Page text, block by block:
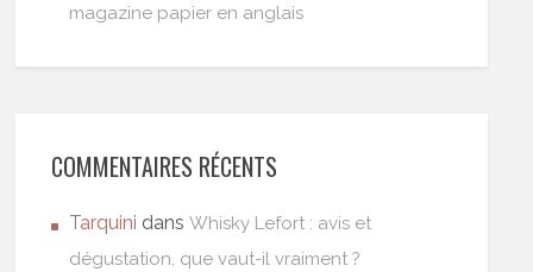
magazine papier en anglais
COMMENTAIRES RÉCENTS
Tarquini dansWhisky Lefort : avis et
dégustation, que vaut-il vraiment ?